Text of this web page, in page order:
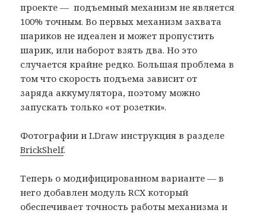
проекте — подъемный механизм не является
100% точным. Во первых механизм захвата
шариков не идеален и может пропустить
шарик, или наборот взять два. Но это
случается крайне редко. Большая проблема в
том что скорость подъема зависит от
заряда аккумулятора, поэтому можно
запускать только «от розетки».
Фотографии и LDraw инструкция в разделе
BrickShelf.
Теперь о модифицированном варианте — в
него добавлен модуль RCХ который
обеспечивает точность работы механизма и